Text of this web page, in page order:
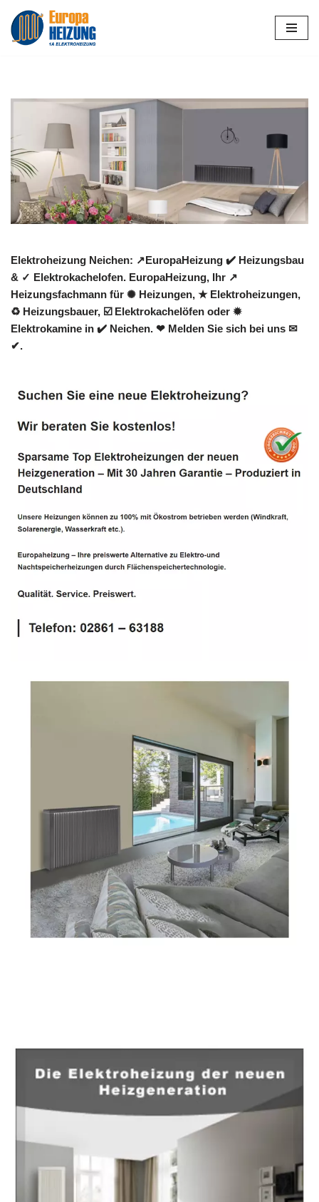
Zum
Elektroheizung Neichen: ↗️EuropaHeizung ✔️ Heizungsbau
& ✓ Elektrokachelofen. EuropaHeizung, Ihr ↗️
Heizungsfachmann für ✺ Heizungen, ★ Elektroheizungen,
♻ Heizungsbauer, ☑️ Elektrokachelöfen oder ✹
Elektrokamine in ✔️ Neichen. ❤ Melden Sie sich bei uns ✉
✔.